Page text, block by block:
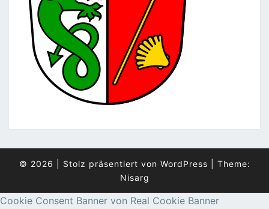
© 2026 Stolz präsentiert von WordPress
Theme:
Nisarg
Cookie Consent Banner von Real Cookie Banner